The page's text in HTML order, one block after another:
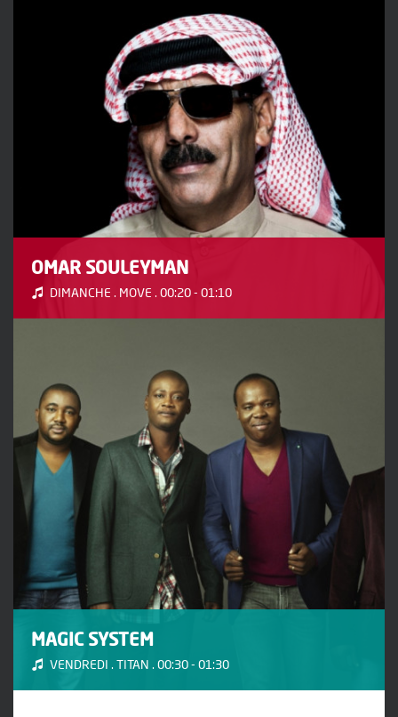
OMAR SOULEYMAN
DIMANCHE . MOVE . 00:20 - 01:10
MAGIC SYSTEM
VENDREDI . TITAN . 00:30 - 01:30